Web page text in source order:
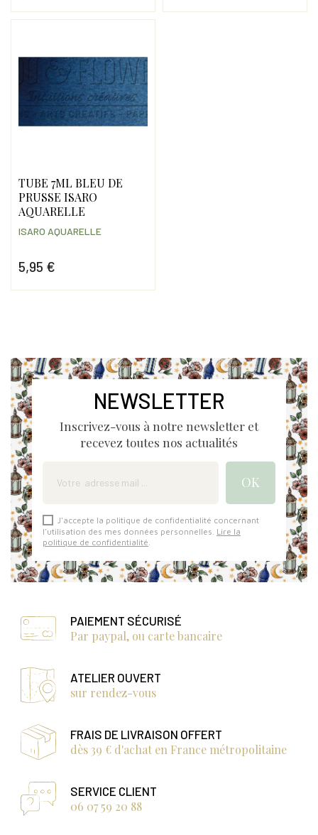
TUBE 7ML BLEU DE
PRUSSE ISARO
AQUARELLE
5,95 €
ISARO AQUARELLE
NEWSLETTER
Inscrivez-vous à notre newsletter et
recevez toutes nos actualités
J'accepte la politique de confidentialité concernant
l'utilisation des mes données personnelles. Lire la
politique de confidentialité.
PAIEMENT SÉCURISÉ
Par paypal, ou carte bancaire
ATELIER OUVERT
sur rendez-vous
FRAIS DE LIVRAISON OFFERT
dès 39 € d'achat en France métropolitaine
SERVICE CLIENT
06 07 59 20 88